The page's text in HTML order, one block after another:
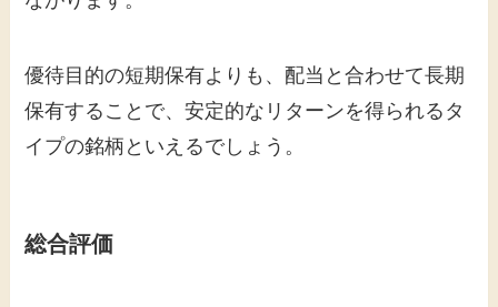
優待目的の短期保有よりも、配当と合わせて長期
保有することで、安定的なリターンを得られるタ
イプの銘柄といえるでしょう。
総合評価